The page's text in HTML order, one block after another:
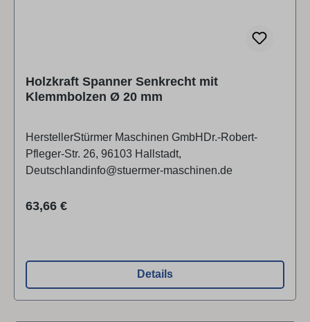
Holzkraft Spanner Senkrecht mit
Klemmbolzen Ø 20 mm
HerstellerStürmer Maschinen GmbHDr.-Robert-
Pfleger-Str. 26, 96103 Hallstadt,
Deutschlandinfo@stuermer-maschinen.de
Regulärer Preis:
63,66 €
Details